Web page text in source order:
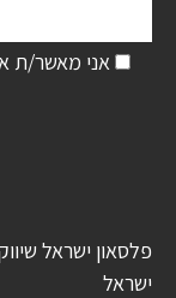
אני מאשר/ת
פלסאון ישראל
ישראל